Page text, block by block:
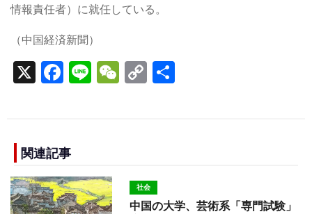
情報責任者）に就任している。
（中国経済新聞）
X F
a
e
b
o
o
Li
n
W
e
C
o
n
k
関連記事
社会
中国の大学、芸術系「専門試験」